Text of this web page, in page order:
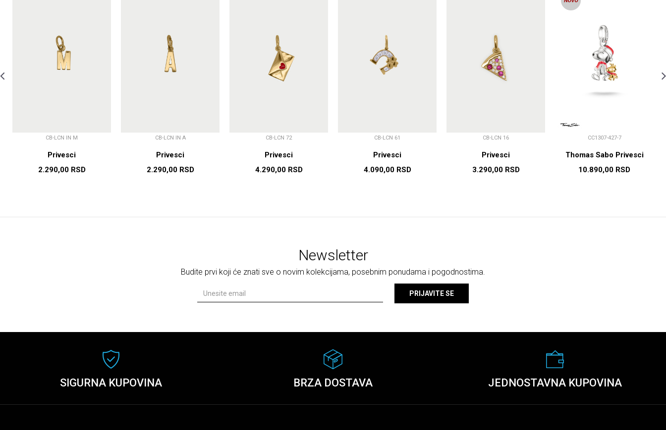
CB-LCN IN M
Privesci
2.290,00 RSD
CB-LCN IN A
Privesci
2.290,00 RSD
CB-LCN 72
Privesci
4.290,00 RSD
CB-LCN 61
Privesci
4.090,00 RSD
CB-LCN 16
Privesci
3.290,00 RSD
CC1307-427-7
Thomas Sabo Privesci
10.890,00 RSD
Newsletter
Budite prvi koji će znati sve o novim kolekcijama, posebnim ponudama i pogodnostima.
PRIJAVITE SE
SIGURNA KUPOVINA BRZA DOSTAVA JEDNOSTAVNA KUPOVINA